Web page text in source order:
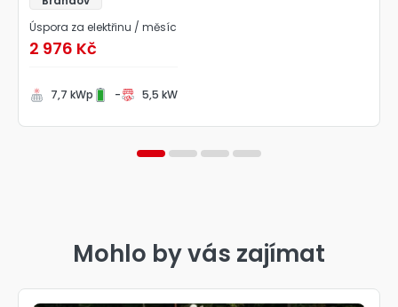
Úspora za elektřinu / měsíc
2 976 Kč
7,7 kWp - 5,5 kW
3 4
Mohlo by vás zajímat